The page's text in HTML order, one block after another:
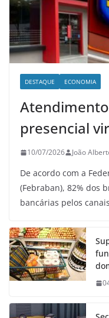
DESTAQUE ECONOMIA
presencial
10/07/2026 João
De acordo com a
(Febraban), 82% dos
bancárias pelos